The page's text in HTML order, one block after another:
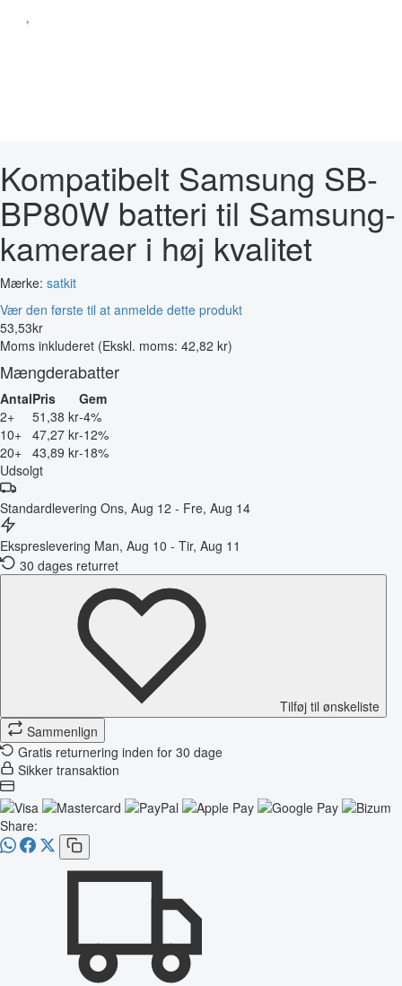
Kompatibelt Samsung SB-
BP80W batteri til Samsung-
kameraer i høj kvalitet
Mærke: satkit
Vær den første til at anmelde dette produkt
53,53kr
Moms inkluderet (Ekskl. moms: 42,82 kr)
Mængderabatter
AntalPris
Gem
2+
51,38 kr-4%
10+ 47,27 kr-12%
20+ 43,89 kr-18%
Udsolgt
Standardlevering Ons, Aug 12 - Fre, Aug 14
Ekspreslevering Man, Aug 10 - Tir, Aug 11
30 dages returret
Tilføj til ønskeliste
Sammenlign
Gratis returnering inden for 30 dage
Sikker transaktion
Share: